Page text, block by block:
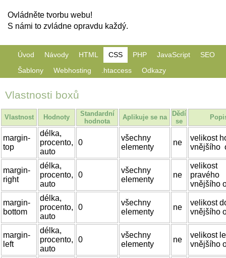
Ovládněte tvorbu webu!
S námi to zvládne opravdu každý.
Úvod Návody HTML CSS PHP JavaScript
SEO
Šablony
Webhosting .htaccess Odkazy
Vlastnosti boxů
Vlastnost Hodnoty
Standardní
hodnota
Aplikuje se na
Dědí
se
margin-
top
délka,
procento,
auto
0
všechny
elementy
ne
velikost
vnějšího
margin-
right
délka,
procento,
auto
0
všechny
elementy
ne
velikost
pravého
vnějšího
margin-
bottom
délka,
procento,
auto
0
všechny
elementy
ne
velikost
vnějšího
margin-
left
délka,
procento,
auto
0
všechny
elementy
ne
velikost
vnějšího